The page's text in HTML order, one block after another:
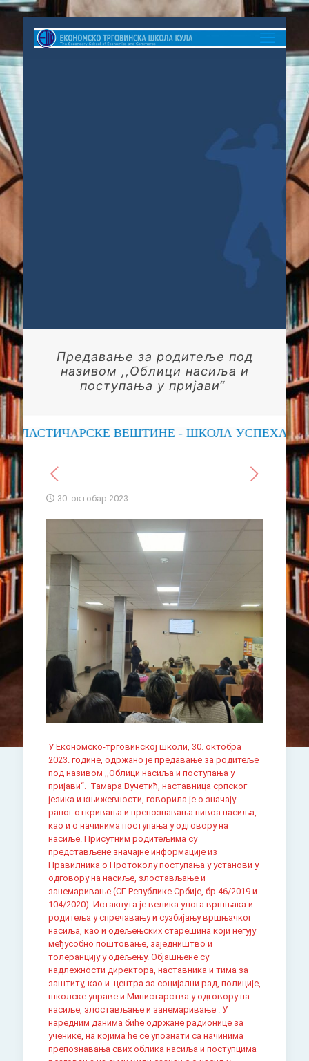
Предавање за родитеље под
називом ,,Облици насиља и
поступања у пријави“
ВЕШТИНЕ - ШКОЛА УСПЕХА
30. октобар 2023.
У Економско-трговинској школи, 30. октобра
2023. године, одржано је предавање за родитеље
под називом ,,Облици насиља и поступања у
пријави“. Тамара Вучетић, наставница српског
језика и књижевности, говорила је о значају
раног откривања и препознавања нивоа насиља,
као и о начинима поступања у одговору на
насиље. Присутним родитељима су
представљене значајне информације из
Правилника о Протоколу поступања у установи у
одговору на насиље, злостављање и
занемаривање (СГ Републике Србије, бр.46/2019 и
104/2020). Истакнута је велика улога вршњака и
родитеља у спречавању и сузбијању вршњачког
насиља, као и одељењских старешина који негују
међусобно поштовање, заједништво и
толеранцију у одељењу. Објашњене су
надлежности директора, наставника и тима за
заштиту, као и центра за социјални рад, полиције,
школске управе и Министарства у одговору на
насиље, злостављање и занемаривање . У
наредним данима биће одржане радионице за
ученике, на којима ће се упознати са начинима
препознавања свих облика насиља и поступцима